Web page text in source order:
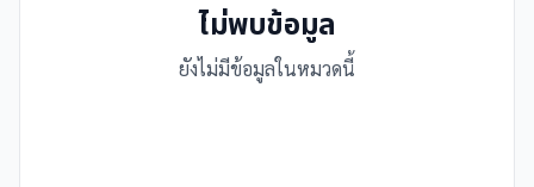
ไม่พบข้อมูล
ยังไม่มีข้อมูลในหมวดนี้